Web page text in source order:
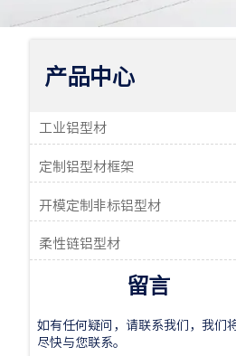
产品中心
工业铝型材
定制铝型材框架
开模定制非标铝型材
柔性链铝型材
留言
如有任何疑问，请联系我们，我们
尽快与您联系。